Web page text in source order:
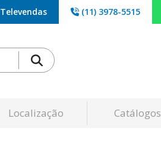
(11) 3978-5515
Televendas
Localização Catálogos